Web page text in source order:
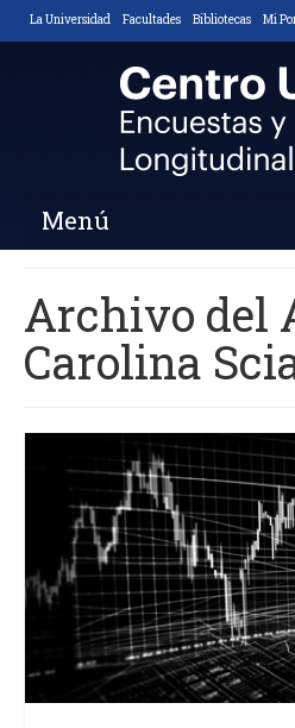
La Universidad Facultades Bibliotecas Mi
Menú
Nosotros
Descripción y
Áreas de Trabajo
Equipo
Noticias
Proyectos
Análisis
Contacto
Archivo del
Carolina